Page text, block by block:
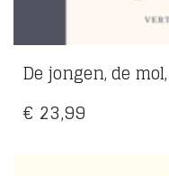
De jongen, de
€ 23,99